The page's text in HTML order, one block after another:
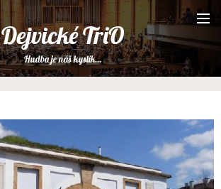
Dejvické TriO
Hudba je náš kyslík...